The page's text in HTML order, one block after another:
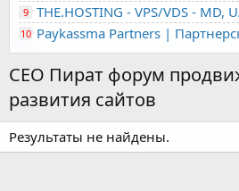
9
10 Paykassma Partners |
СЕО Пират форум
развития сайтов
Результаты не найдены.